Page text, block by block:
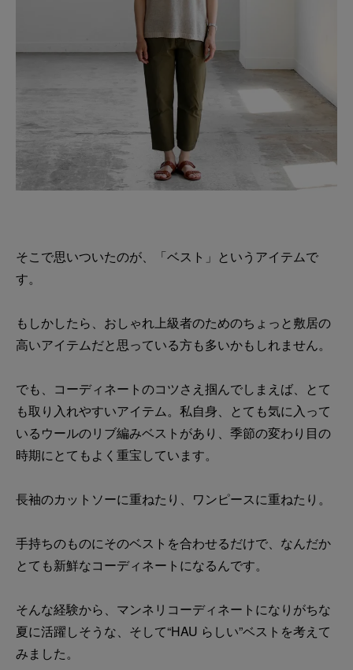
そこで思いついたのが、「ベスト」というアイテムで
す。
もしかしたら、おしゃれ上級者のためのちょっと敷居の
高いアイテムだと思っている方も多いかもしれません。
でも、コーディネートのコツさえ掴んでしまえば、とて
も取り入れやすいアイテム。私自身、とても気に入って
いるウールのリブ編みベストがあり、季節の変わり目の
時期にとてもよく重宝しています。
長袖のカットソーに重ねたり、ワンピースに重ねたり。
手持ちのものにそのベストを合わせるだけで、なんだか
とても新鮮なコーディネートになるんです。
そんな経験から、マンネリコーディネートになりがちな
夏に活躍しそうな、そして“HAU らしい”ベストを考えて
みました。